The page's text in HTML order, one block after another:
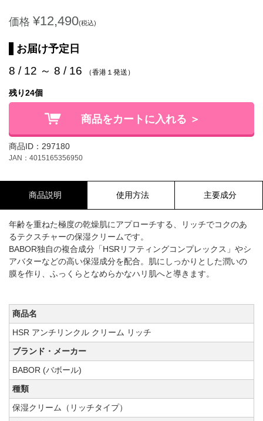
価格 ¥12,490(税込)
お届け予定日
8 / 12 ～ 8 / 16 （香港１発送）
残り24個
商品をカートに入れる ＞
商品ID：297180
JAN：4015165356950
商品説明 使用方法 主要成分
年齢を重ねた極度の乾燥肌にアプローチする、リッチでコクのあ
るテクスチャーの保湿クリームです。
BABOR独自の複合成分「HSRリフティングコンプレックス」やシ
アバターなどの高い保湿成分を配合。肌にしっかりとした潤いの
膜を作り、ふっくらとなめらかなハリ肌へと導きます。
商品名
HSR アンチリンクル クリーム リッチ
ブランド・メーカー
BABOR (バボール)
種類
保湿クリーム（リッチタイプ）